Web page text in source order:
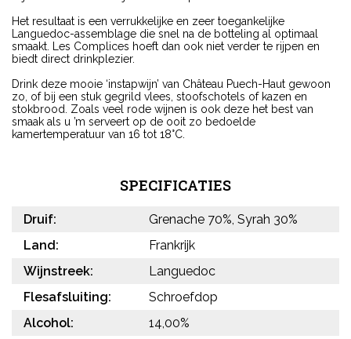
Het resultaat is een verrukkelijke en zeer toegankelijke
Languedoc-assemblage die snel na de botteling al optimaal
smaakt. Les Complices hoeft dan ook niet verder te rijpen en
biedt direct drinkplezier.
Drink deze mooie ‘instapwijn’ van Château Puech-Haut gewoon
zo, of bij een stuk gegrild vlees, stoofschotels of kazen en
stokbrood. Zoals veel rode wijnen is ook deze het best van
smaak als u ’m serveert op de ooit zo bedoelde
kamertemperatuur van 16 tot 18°C.
SPECIFICATIES
Druif:
Grenache 70%, Syrah 30%
Land:
Frankrijk
Wijnstreek:
Languedoc
Flesafsluiting:
Schroefdop
Alcohol:
14,00%